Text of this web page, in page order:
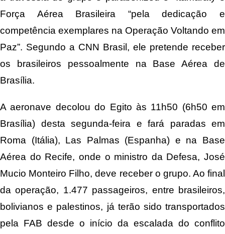
Força Aérea Brasileira “pela dedicação e
competência exemplares na Operação Voltando em
Paz”. Segundo a CNN Brasil, ele pretende receber
os brasileiros pessoalmente na Base Aérea de
Brasília.
A aeronave decolou do Egito às 11h50 (6h50 em
Brasília) desta segunda-feira e fará paradas em
Roma (Itália), Las Palmas (Espanha) e na Base
Aérea do Recife, onde o ministro da Defesa, José
Mucio Monteiro Filho, deve receber o grupo. Ao final
da operação, 1.477 passageiros, entre brasileiros,
bolivianos e palestinos, já terão sido transportados
pela FAB desde o início da escalada do conflito